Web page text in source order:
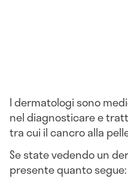
I dermatologi sono
nel diagnosticare e
tra cui il cancro alla
Se state vedendo un
presente quanto segue: